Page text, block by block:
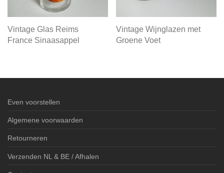
Vintage Glas Reims
France Sinaasappel
Vintage Wijnglazen met
Groene Voet
Even voorstellen
Algemene voorwaarden
Retourneren
Verzenden NL & BE / Afhalen